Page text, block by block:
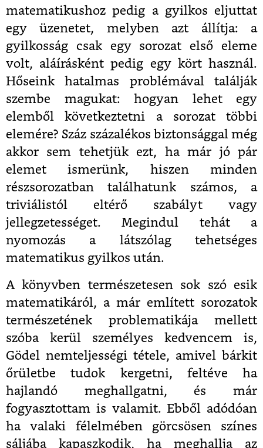
matematikushoz pedig a gyilkos eljuttat
egy üzenetet, melyben azt állítja: a
gyilkosság csak egy sorozat első eleme
volt, aláírásként pedig egy kört használ.
Hőseink hatalmas problémával találják
szembe magukat: hogyan lehet egy
elemből következtetni a sorozat többi
elemére? Száz százalékos biztonsággal még
akkor sem tehetjük ezt, ha már jó pár
elemet ismerünk, hiszen minden
részsorozatban találhatunk számos, a
triviálistól eltérő szabályt vagy
jellegzetességet. Megindul tehát a
nyomozás a látszólag tehetséges
matematikus gyilkos után.
A könyvben természetesen sok szó esik
matematikáról, a már említett sorozatok
természetének problematikája mellett
szóba kerül személyes kedvencem is,
Gödel nemteljességi tétele, amivel bárkit
őrületbe tudok kergetni, feltéve ha
hajlandó meghallgatni, és már
fogyasztottam is valamit. Ebből adódóan
ha valaki félelmében görcsösen színes
sáljába kapaszkodik, ha meghallja az